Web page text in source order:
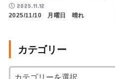
2025.11.12
2025/11/10 月曜日 晴れ
カテゴリー